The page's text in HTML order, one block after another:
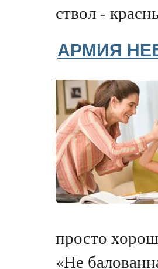
ствол -
АРМИЯ
просто
«Не